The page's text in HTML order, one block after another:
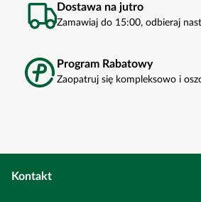
Dostawa na jutro
Zamawiaj do 15:00, odbieraj
Program Rabatowy
Zaopatruj się kompleksowo i
Kontakt